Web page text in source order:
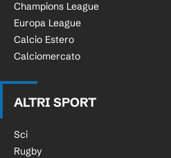
Champions League
Europa League
Calcio Estero
Calciomercato
ALTRI SPORT
Sci
Rugby